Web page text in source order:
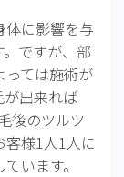
体に影響を与
ですが、部
っては施術が
出来れば
後のツルツ
様1人1人に
います。